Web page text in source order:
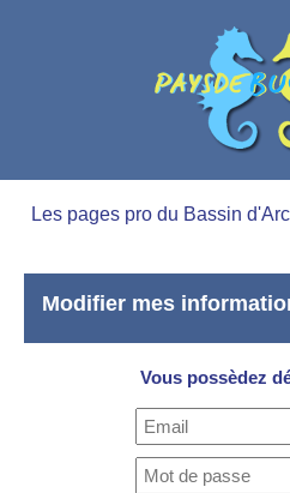
Les pages pro du Bassin
Modifier mes
Vous possèdez